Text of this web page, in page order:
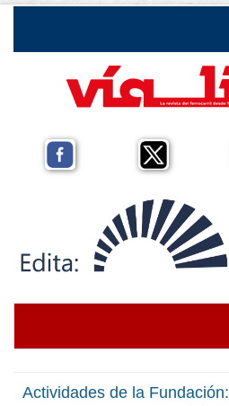
Actividades de la Fundación: